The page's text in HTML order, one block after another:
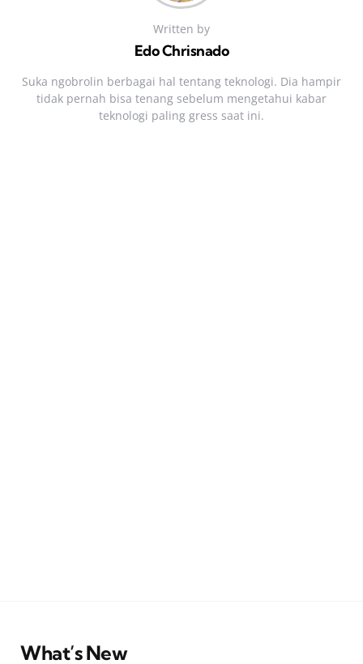
Written by
Edo Chrisnado
Suka ngobrolin berbagai hal tentang teknologi. Dia hampir
tidak pernah bisa tenang sebelum mengetahui kabar
teknologi paling gress saat ini.
What’s New